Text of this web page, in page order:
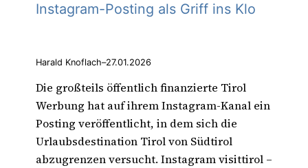
Instagram-Posting als Griff ins Klo
Harald Knoflach–27.01.2026
Die großteils öffentlich finanzierte Tirol
Werbung hat auf ihrem Instagram-Kanal ein
Posting veröffentlicht, in dem sich die
Urlaubsdestination Tirol von Südtirol
abzugrenzen versucht. Instagram visittirol –